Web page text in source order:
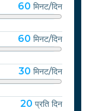
60 मिनट/दिन
60 मिनट/दिन
30 मिनट/दिन
20 प्रति दिन